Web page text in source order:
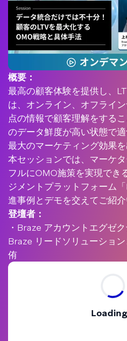
概要：
最高の顧客体験を提供し、
は、オンライン、オフライ
点の情報で顧客理解をする
のデータ鮮度が高い状態で適
最大のマーケティング効果を
本セッションでは、マーケ
フルにOMO施策を実現でき
ジメントプラットフォーム
進事例とデモを交えてご紹介
登壇者：
・Braze アカウントエグゼ
Braze リードソリューショ
侑